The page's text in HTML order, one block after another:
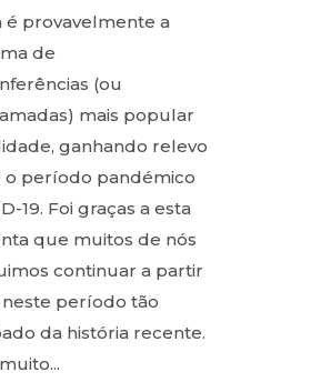
é provavelmente a
de
(ou
mais popular
ganhando relevo
o período pandémico
19. Foi graças a esta
que muitos de nós
continuar a partir
neste período tão
da história recente.